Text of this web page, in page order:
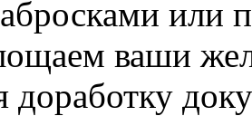
или
ваши
доработку